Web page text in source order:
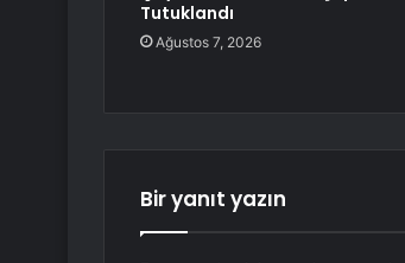
Tutuklandı
Ağustos 7, 2026
Bir yanıt yazın